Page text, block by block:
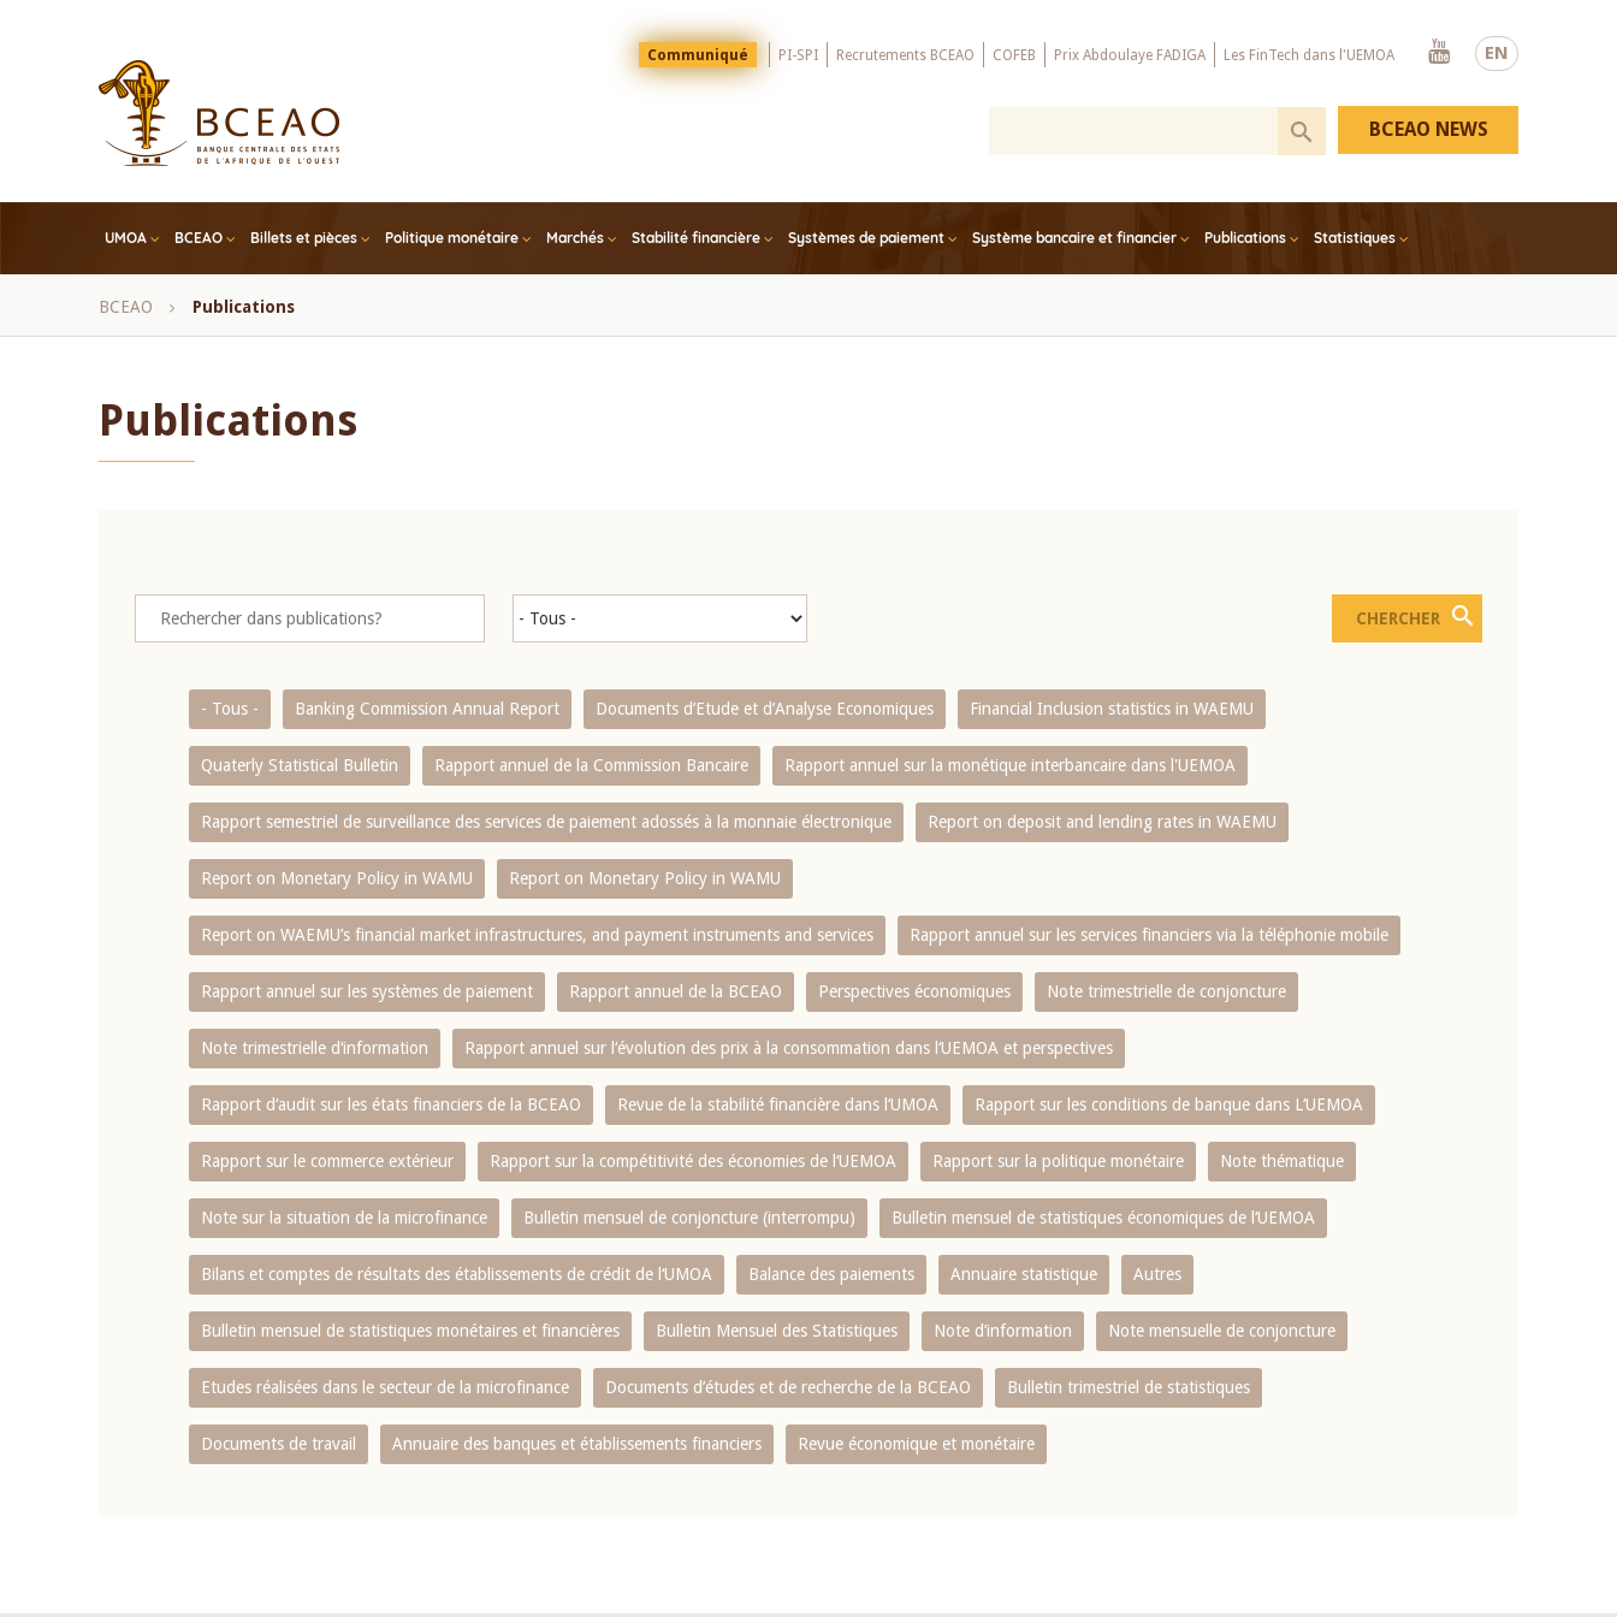
EN
Menu
Top
Communiqué PI-SPI Recrutements BCEAO COFEB Prix Abdoulaye FADIGA Les FinTech dans l'UEMOA
Youtube
UMOA BCEAO Billets et pièces Politique monétaire Marchés Stabilité financière Systèmes de paiement Système bancaire et financier Publications Statistiques
BCEAO NEWS
Fil
BCEAO Publications
Publications
- Tous - Banking Commission Annual Report Documents d’Etude et d’Analyse Economiques Financial Inclusion statistics in WAEMU
Quaterly Statistical Bulletin Rapport annuel de la Commission Bancaire Rapport annuel sur la monétique interbancaire dans l'UEMOA
Rapport semestriel de surveillance des services de paiement adossés à la monnaie électronique Report on deposit and lending rates in WAEMU
Report on Monetary Policy in WAMU Report on Monetary Policy in WAMU
Report on WAEMU’s financial market infrastructures, and payment instruments and services Rapport annuel sur les services financiers via la téléphonie mobile
Rapport annuel sur les systèmes de paiement Rapport annuel de la BCEAO Perspectives économiques Note trimestrielle de conjoncture
Note trimestrielle d‘information Rapport annuel sur l‘évolution des prix à la consommation dans l‘UEMOA et perspectives
Rapport d‘audit sur les états financiers de la BCEAO Revue de la stabilité financière dans l‘UMOA Rapport sur les conditions de banque dans L‘UEMOA
Rapport sur le commerce extérieur Rapport sur la compétitivité des économies de l‘UEMOA Rapport sur la politique monétaire Note thématique
Note sur la situation de la microfinance Bulletin mensuel de conjoncture (interrompu) Bulletin mensuel de statistiques économiques de l‘UEMOA
Bilans et comptes de résultats des établissements de crédit de l‘UMOA Balance des paiements Annuaire statistique Autres
Bulletin mensuel de statistiques monétaires et financières Bulletin Mensuel des Statistiques Note d’information Note mensuelle de conjoncture
Etudes réalisées dans le secteur de la microfinance Documents d’études et de recherche de la BCEAO Bulletin trimestriel de statistiques
Documents de travail Annuaire des banques et établissements financiers Revue économique et monétaire